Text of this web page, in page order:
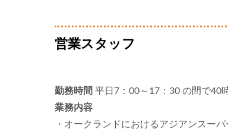
営業スタッフ
勤務時間 平日7：00～17：30 の間で40
業務内容
・オークランドにおけるアジアンスー